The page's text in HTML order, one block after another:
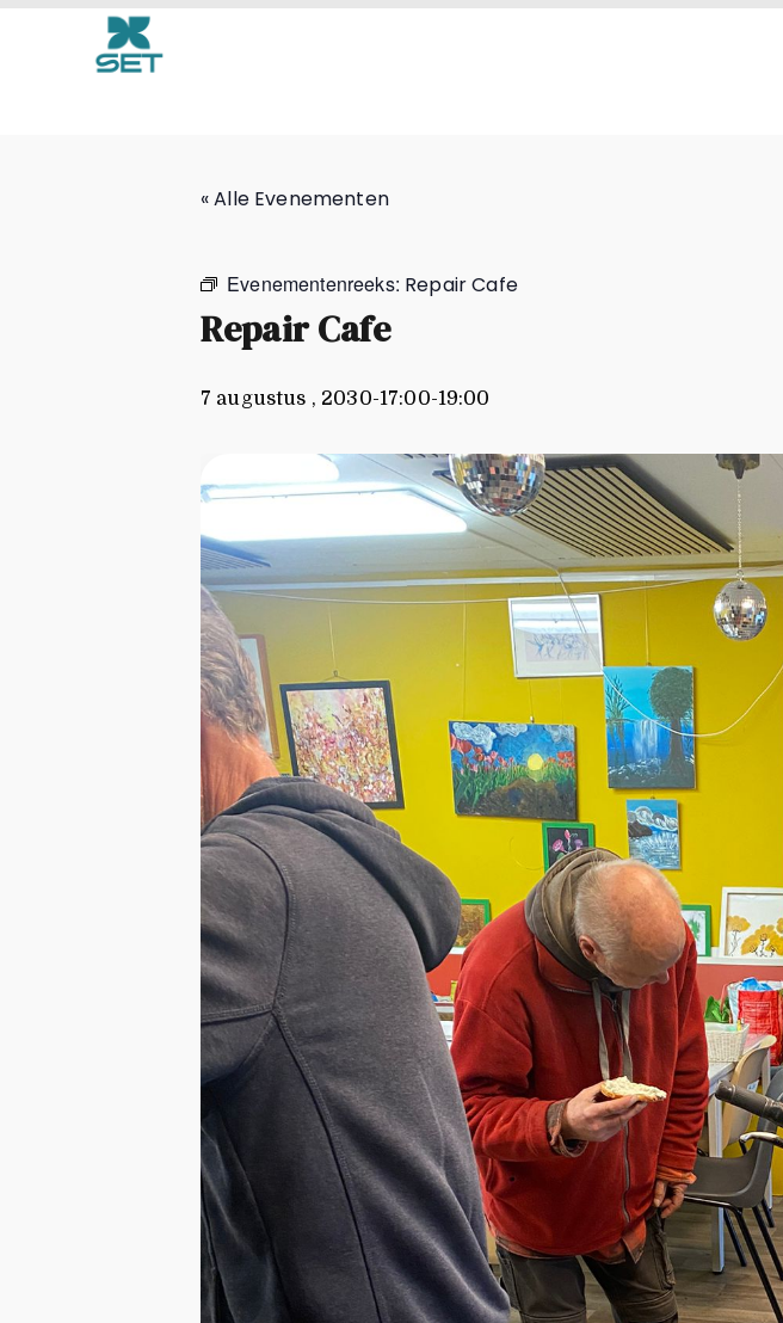
Repair Cafe
« Alle Evenementen
Evenementenreeks: Repair Cafe
Repair Cafe
7 augustus , 2030-17:00-19:00